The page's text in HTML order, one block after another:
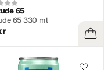
65
65 330 ml